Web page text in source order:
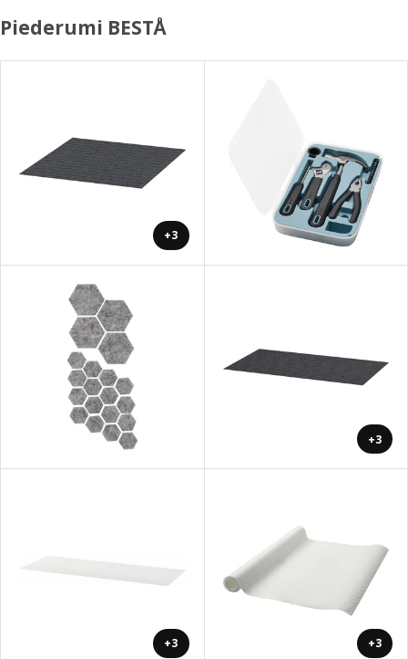
Piederumi BESTÅ
+3
+3
+3 +3